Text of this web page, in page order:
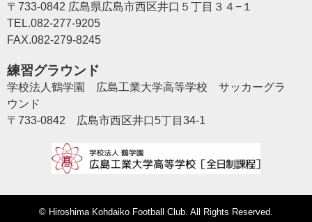
〒733-0842 広島県広島市西区井口５丁目３４−１
TEL.082-277-9205
FAX.082-279-8245
練習グラウンド
学校法人鶴学園 広島工業大学高等学校 サッカーグラ
ウンド
〒733-0842 広島市西区井口5丁目34-1
© Hiroshima Kohdaiko Football Club. All Rights Reserved.